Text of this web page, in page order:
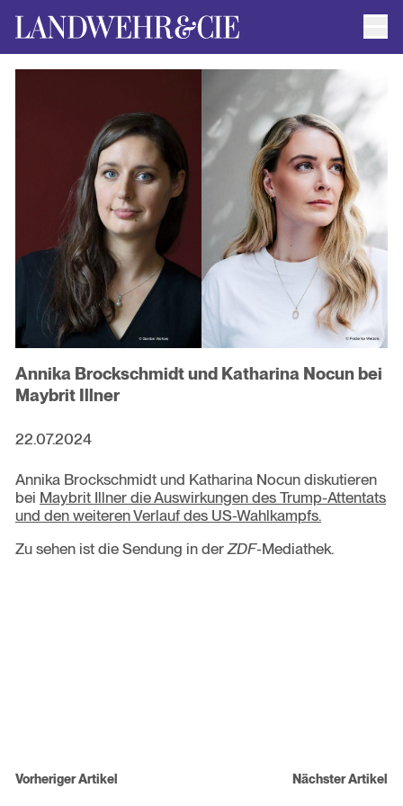
AUTOR*INNEN
AKTUELLE TITEL
FILMRECHTE
ANFRAGEN / IMPRESSUM
Annika Brockschmidt und Katharina Nocun bei
Maybrit Illner
22.07.2024
Annika Brockschmidt und Katharina Nocun diskutieren
bei Maybrit Illner die Auswirkungen des Trump-Attentats
und den weiteren Verlauf des US-Wahlkampfs.
Zu sehen ist die Sendung in derZDF-Mediathek.
Beitragsnavigation Nächster Artikel
Vorheriger Artikel